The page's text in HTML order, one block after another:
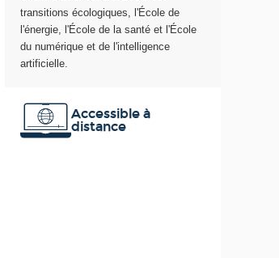
transitions écologiques, l'École de
l'énergie, l'École de la santé et l'École
du numérique et de l'intelligence
artificielle.
Accessible à
distance